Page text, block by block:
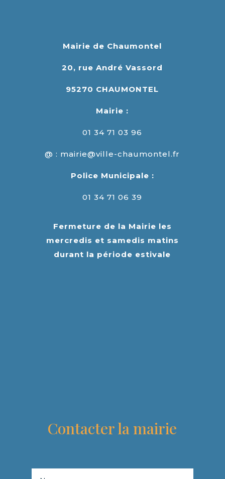
Mairie de Chaumontel
20, rue André Vassord
95270 CHAUMONTEL
Mairie :
01 34 71 03 96
@ : mairie@ville-chaumontel.fr
Police Municipale :
01 34 71 06 39
Fermeture de la Mairie les
mercredis et samedis matins
durant la période estivale
Contacter la mairie